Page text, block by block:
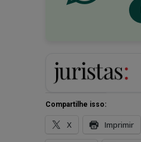
Compartilhe isso:
X Imprimir